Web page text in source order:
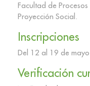
Facultad de
Proyección Social.
Inscripciones
Del 12 al 19 de
Verificación